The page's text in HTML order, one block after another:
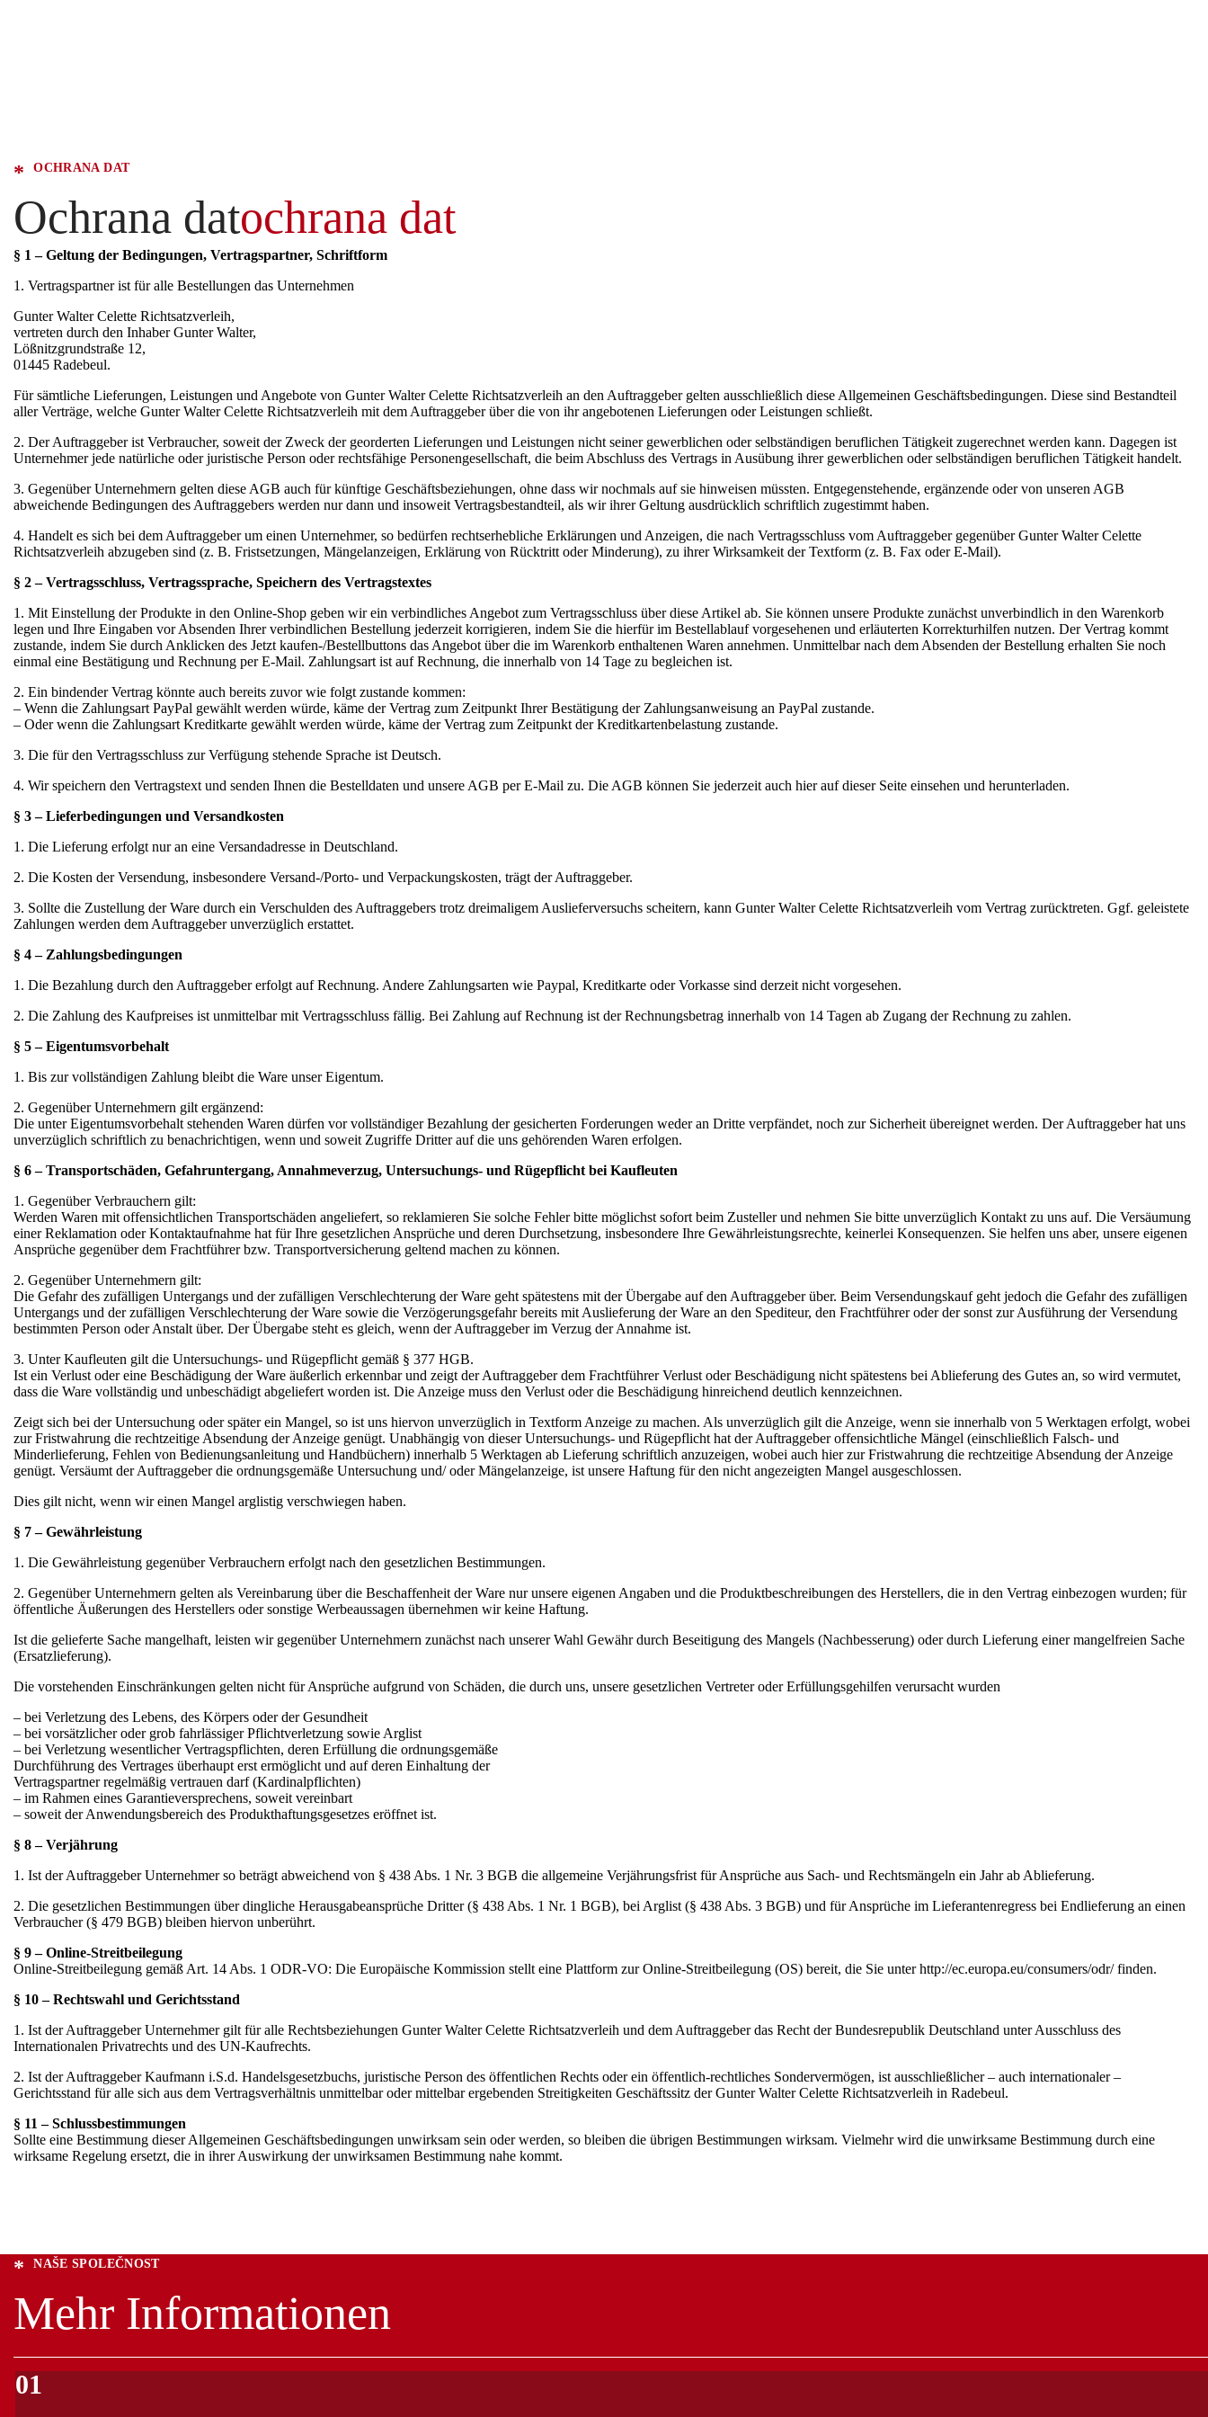
OCHRANA DAT
Ochrana datochrana dat
§ 1 – Geltung der Bedingungen, Vertragspartner, Schriftform
1. Vertragspartner ist für alle Bestellungen das Unternehmen
Gunter Walter Celette Richtsatzverleih,
vertreten durch den Inhaber Gunter Walter,
Lößnitzgrundstraße 12,
01445 Radebeul.
Für sämtliche Lieferungen, Leistungen und Angebote von Gunter Walter Celette Richtsatzverleih an den Auftraggeber gelten ausschließlich diese Allgemeinen Geschäftsbedingungen. Diese sind Bestandteil
aller Verträge, welche Gunter Walter Celette Richtsatzverleih mit dem Auftraggeber über die von ihr angebotenen Lieferungen oder Leistungen schließt.
2. Der Auftraggeber ist Verbraucher, soweit der Zweck der georderten Lieferungen und Leistungen nicht seiner gewerblichen oder selbständigen beruflichen Tätigkeit zugerechnet werden kann. Dagegen ist
Unternehmer jede natürliche oder juristische Person oder rechtsfähige Personengesellschaft, die beim Abschluss des Vertrags in Ausübung ihrer gewerblichen oder selbständigen beruflichen Tätigkeit handelt.
3. Gegenüber Unternehmern gelten diese AGB auch für künftige Geschäftsbeziehungen, ohne dass wir nochmals auf sie hinweisen müssten. Entgegenstehende, ergänzende oder von unseren AGB
abweichende Bedingungen des Auftraggebers werden nur dann und insoweit Vertragsbestandteil, als wir ihrer Geltung ausdrücklich schriftlich zugestimmt haben.
4. Handelt es sich bei dem Auftraggeber um einen Unternehmer, so bedürfen rechtserhebliche Erklärungen und Anzeigen, die nach Vertragsschluss vom Auftraggeber gegenüber Gunter Walter Celette
Richtsatzverleih abzugeben sind (z. B. Fristsetzungen, Mängelanzeigen, Erklärung von Rücktritt oder Minderung), zu ihrer Wirksamkeit der Textform (z. B. Fax oder E-Mail).
§ 2 – Vertragsschluss, Vertragssprache, Speichern des Vertragstextes
1. Mit Einstellung der Produkte in den Online-Shop geben wir ein verbindliches Angebot zum Vertragsschluss über diese Artikel ab. Sie können unsere Produkte zunächst unverbindlich in den Warenkorb
legen und Ihre Eingaben vor Absenden Ihrer verbindlichen Bestellung jederzeit korrigieren, indem Sie die hierfür im Bestellablauf vorgesehenen und erläuterten Korrekturhilfen nutzen. Der Vertrag kommt
zustande, indem Sie durch Anklicken des Jetzt kaufen-/Bestellbuttons das Angebot über die im Warenkorb enthaltenen Waren annehmen. Unmittelbar nach dem Absenden der Bestellung erhalten Sie noch
einmal eine Bestätigung und Rechnung per E-Mail. Zahlungsart ist auf Rechnung, die innerhalb von 14 Tage zu begleichen ist.
2. Ein bindender Vertrag könnte auch bereits zuvor wie folgt zustande kommen:
– Wenn die Zahlungsart PayPal gewählt werden würde, käme der Vertrag zum Zeitpunkt Ihrer Bestätigung der Zahlungsanweisung an PayPal zustande.
– Oder wenn die Zahlungsart Kreditkarte gewählt werden würde, käme der Vertrag zum Zeitpunkt der Kreditkartenbelastung zustande.
3. Die für den Vertragsschluss zur Verfügung stehende Sprache ist Deutsch.
4. Wir speichern den Vertragstext und senden Ihnen die Bestelldaten und unsere AGB per E-Mail zu. Die AGB können Sie jederzeit auch hier auf dieser Seite einsehen und herunterladen.
§ 3 – Lieferbedingungen und Versandkosten
1. Die Lieferung erfolgt nur an eine Versandadresse in Deutschland.
2. Die Kosten der Versendung, insbesondere Versand-/Porto- und Verpackungskosten, trägt der Auftraggeber.
3. Sollte die Zustellung der Ware durch ein Verschulden des Auftraggebers trotz dreimaligem Auslieferversuchs scheitern, kann Gunter Walter Celette Richtsatzverleih vom Vertrag zurücktreten. Ggf. geleistete
Zahlungen werden dem Auftraggeber unverzüglich erstattet.
§ 4 – Zahlungsbedingungen
1. Die Bezahlung durch den Auftraggeber erfolgt auf Rechnung. Andere Zahlungsarten wie Paypal, Kreditkarte oder Vorkasse sind derzeit nicht vorgesehen.
2. Die Zahlung des Kaufpreises ist unmittelbar mit Vertragsschluss fällig. Bei Zahlung auf Rechnung ist der Rechnungsbetrag innerhalb von 14 Tagen ab Zugang der Rechnung zu zahlen.
§ 5 – Eigentumsvorbehalt
1. Bis zur vollständigen Zahlung bleibt die Ware unser Eigentum.
2. Gegenüber Unternehmern gilt ergänzend:
Die unter Eigentumsvorbehalt stehenden Waren dürfen vor vollständiger Bezahlung der gesicherten Forderungen weder an Dritte verpfändet, noch zur Sicherheit übereignet werden. Der Auftraggeber hat uns
unverzüglich schriftlich zu benachrichtigen, wenn und soweit Zugriffe Dritter auf die uns gehörenden Waren erfolgen.
§ 6 – Transportschäden, Gefahruntergang, Annahmeverzug, Untersuchungs- und Rügepflicht bei Kaufleuten
1. Gegenüber Verbrauchern gilt:
Werden Waren mit offensichtlichen Transportschäden angeliefert, so reklamieren Sie solche Fehler bitte möglichst sofort beim Zusteller und nehmen Sie bitte unverzüglich Kontakt zu uns auf. Die Versäumung
einer Reklamation oder Kontaktaufnahme hat für Ihre gesetzlichen Ansprüche und deren Durchsetzung, insbesondere Ihre Gewährleistungsrechte, keinerlei Konsequenzen. Sie helfen uns aber, unsere eigenen
Ansprüche gegenüber dem Frachtführer bzw. Transportversicherung geltend machen zu können.
2. Gegenüber Unternehmern gilt:
Die Gefahr des zufälligen Untergangs und der zufälligen Verschlechterung der Ware geht spätestens mit der Übergabe auf den Auftraggeber über. Beim Versendungskauf geht jedoch die Gefahr des zufälligen
Untergangs und der zufälligen Verschlechterung der Ware sowie die Verzögerungsgefahr bereits mit Auslieferung der Ware an den Spediteur, den Frachtführer oder der sonst zur Ausführung der Versendung
bestimmten Person oder Anstalt über. Der Übergabe steht es gleich, wenn der Auftraggeber im Verzug der Annahme ist.
3. Unter Kaufleuten gilt die Untersuchungs- und Rügepflicht gemäß § 377 HGB.
Ist ein Verlust oder eine Beschädigung der Ware äußerlich erkennbar und zeigt der Auftraggeber dem Frachtführer Verlust oder Beschädigung nicht spätestens bei Ablieferung des Gutes an, so wird vermutet,
dass die Ware vollständig und unbeschädigt abgeliefert worden ist. Die Anzeige muss den Verlust oder die Beschädigung hinreichend deutlich kennzeichnen.
Zeigt sich bei der Untersuchung oder später ein Mangel, so ist uns hiervon unverzüglich in Textform Anzeige zu machen. Als unverzüglich gilt die Anzeige, wenn sie innerhalb von 5 Werktagen erfolgt, wobei
zur Fristwahrung die rechtzeitige Absendung der Anzeige genügt. Unabhängig von dieser Untersuchungs- und Rügepflicht hat der Auftraggeber offensichtliche Mängel (einschließlich Falsch- und
Minderlieferung, Fehlen von Bedienungsanleitung und Handbüchern) innerhalb 5 Werktagen ab Lieferung schriftlich anzuzeigen, wobei auch hier zur Fristwahrung die rechtzeitige Absendung der Anzeige
genügt. Versäumt der Auftraggeber die ordnungsgemäße Untersuchung und/ oder Mängelanzeige, ist unsere Haftung für den nicht angezeigten Mangel ausgeschlossen.
Dies gilt nicht, wenn wir einen Mangel arglistig verschwiegen haben.
§ 7 – Gewährleistung
1. Die Gewährleistung gegenüber Verbrauchern erfolgt nach den gesetzlichen Bestimmungen.
2. Gegenüber Unternehmern gelten als Vereinbarung über die Beschaffenheit der Ware nur unsere eigenen Angaben und die Produktbeschreibungen des Herstellers, die in den Vertrag einbezogen wurden; für
öffentliche Äußerungen des Herstellers oder sonstige Werbeaussagen übernehmen wir keine Haftung.
Ist die gelieferte Sache mangelhaft, leisten wir gegenüber Unternehmern zunächst nach unserer Wahl Gewähr durch Beseitigung des Mangels (Nachbesserung) oder durch Lieferung einer mangelfreien Sache
(Ersatzlieferung).
Die vorstehenden Einschränkungen gelten nicht für Ansprüche aufgrund von Schäden, die durch uns, unsere gesetzlichen Vertreter oder Erfüllungsgehilfen verursacht wurden
– bei Verletzung des Lebens, des Körpers oder der Gesundheit
– bei vorsätzlicher oder grob fahrlässiger Pflichtverletzung sowie Arglist
– bei Verletzung wesentlicher Vertragspflichten, deren Erfüllung die ordnungsgemäße
Durchführung des Vertrages überhaupt erst ermöglicht und auf deren Einhaltung der
Vertragspartner regelmäßig vertrauen darf (Kardinalpflichten)
– im Rahmen eines Garantieversprechens, soweit vereinbart
– soweit der Anwendungsbereich des Produkthaftungsgesetzes eröffnet ist.
§ 8 – Verjährung
1. Ist der Auftraggeber Unternehmer so beträgt abweichend von § 438 Abs. 1 Nr. 3 BGB die allgemeine Verjährungsfrist für Ansprüche aus Sach- und Rechtsmängeln ein Jahr ab Ablieferung.
2. Die gesetzlichen Bestimmungen über dingliche Herausgabeansprüche Dritter (§ 438 Abs. 1 Nr. 1 BGB), bei Arglist (§ 438 Abs. 3 BGB) und für Ansprüche im Lieferantenregress bei Endlieferung an einen
Verbraucher (§ 479 BGB) bleiben hiervon unberührt.
§ 9 – Online-Streitbeilegung
Online-Streitbeilegung gemäß Art. 14 Abs. 1 ODR-VO: Die Europäische Kommission stellt eine Plattform zur Online-Streitbeilegung (OS) bereit, die Sie unter http://ec.europa.eu/consumers/odr/ finden.
§ 10 – Rechtswahl und Gerichtsstand
1. Ist der Auftraggeber Unternehmer gilt für alle Rechtsbeziehungen Gunter Walter Celette Richtsatzverleih und dem Auftraggeber das Recht der Bundesrepublik Deutschland unter Ausschluss des
Internationalen Privatrechts und des UN-Kaufrechts.
2. Ist der Auftraggeber Kaufmann i.S.d. Handelsgesetzbuchs, juristische Person des öffentlichen Rechts oder ein öffentlich-rechtliches Sondervermögen, ist ausschließlicher – auch internationaler –
Gerichtsstand für alle sich aus dem Vertragsverhältnis unmittelbar oder mittelbar ergebenden Streitigkeiten Geschäftssitz der Gunter Walter Celette Richtsatzverleih in Radebeul.
§ 11 – Schlussbestimmungen
Sollte eine Bestimmung dieser Allgemeinen Geschäftsbedingungen unwirksam sein oder werden, so bleiben die übrigen Bestimmungen wirksam. Vielmehr wird die unwirksame Bestimmung durch eine
wirksame Regelung ersetzt, die in ihrer Auswirkung der unwirksamen Bestimmung nahe kommt.
NAŠE SPOLEČNOST
Mehr Informationen
01